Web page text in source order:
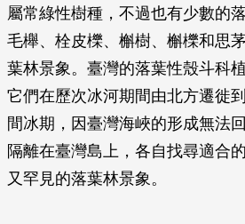
屬常綠性樹種，不過也有少數的
毛櫸、栓皮櫟、槲樹、槲櫟和思
葉林景象。臺灣的落葉性殼斗科
它們在歷次冰河期間由北方遷徙
間冰期，因臺灣海峽的形成無法
隔離在臺灣島上，各自找尋適合
又罕見的落葉林景象。